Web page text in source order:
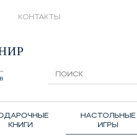
КОНТАКТЫ
КНИГИ
НАСТОЛЬНЫЕ
ИГРЫ